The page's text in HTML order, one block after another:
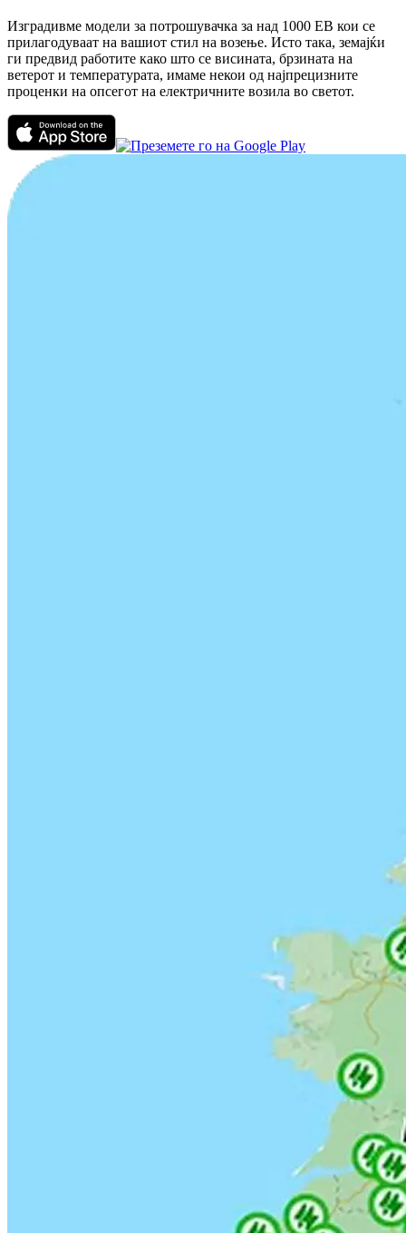
Изградивме модели за потрошувачка за над 1000 ЕВ кои се
прилагодуваат на вашиот стил на возење. Исто така, земајќи
ги предвид работите како што се висината, брзината на
ветерот и температурата, имаме некои од најпрецизните
проценки на опсегот на електричните возила во светот.